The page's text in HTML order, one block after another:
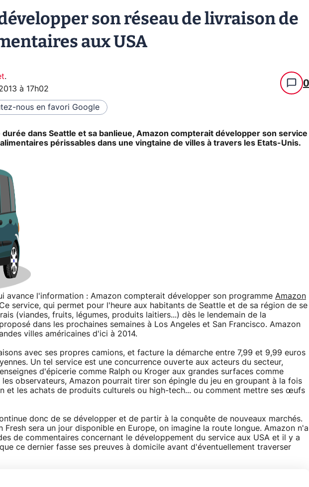
son réseau de livraison de
aux USA
.
à 17h02 0
nous en favori Google
dans Seattle et sa banlieue, Amazon compterait développer son service
périssables dans une vingtaine de villes à travers les Etats-Unis.
avance l'information : Amazon compterait développer son programme Amazon
service, qui permet pour l'heure aux habitants de Seattle et de sa région de se
(viandes, fruits, légumes, produits laitiers...) dès le lendemain de la
dans les prochaines semaines à Los Angeles et San Francisco. Amazon
villes américaines d'ici à 2014.
avec ses propres camions, et facture la démarche entre 7,99 et 9,99 euros
Un tel service est une concurrence ouverte aux acteurs du secteur,
d'épicerie comme Ralph ou Kroger aux grandes surfaces comme
les observateurs, Amazon pourrait tirer son épingle du jeu en groupant à la fois
et les achats de produits culturels ou high-tech... ou comment mettre ses œufs
donc de se développer et de partir à la conquête de nouveaux marchés.
Fresh sera un jour disponible en Europe, on imagine la route longue. Amazon n'a
de commentaires concernant le développement du service aux USA et il y a
ce dernier fasse ses preuves à domicile avant d'éventuellement traverser